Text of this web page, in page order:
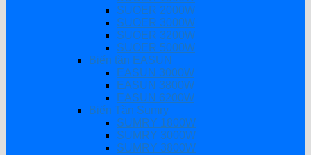
SUOER 2000W
SUOER 3000W
SUOER 3200W
SUOER 5000W
Biến tần EASUN
EASUN 3000W
EASUN 3800W
EASUN 6200W
Biến Tần Sumry
SUMRY 1800W
SUMRY 3000W
SUMRY 3800W